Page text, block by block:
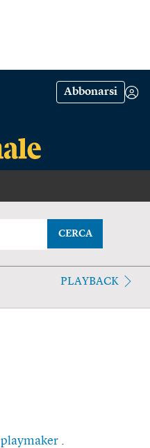
Abbonarsi
CERCA
PLAYBACK
playmaker